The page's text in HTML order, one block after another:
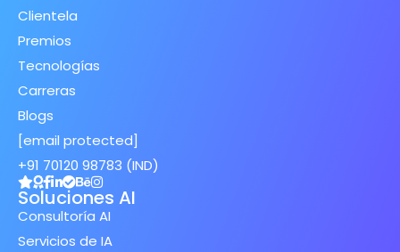
Clientela
Premios
Tecnologías
Carreras
Blogs
[email protected]
+91 70120 98783 (IND)
Soluciones AI
Consultoría AI
Servicios de IA